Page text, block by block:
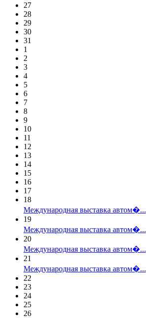
27
28
29
30
31
1
2
3
4
5
6
7
8
9
10
11
12
13
14
15
16
17
18
Международная выставка автом�...
19
Международная выставка автом�...
20
Международная выставка автом�...
21
Международная выставка автом�...
22
23
24
25
26